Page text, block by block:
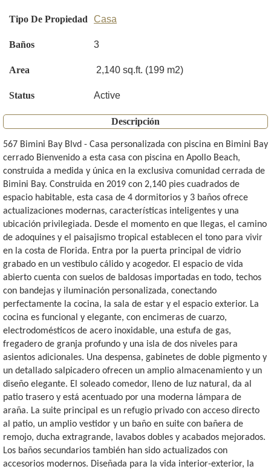
Tipo De Propiedad Casa
Baños 3
Area 2,140 sq.ft. (199 m2)
Status Active
Descripción
567 Bimini Bay Blvd - Casa personalizada con piscina en Bimini Bay
cerrado Bienvenido a esta casa con piscina en Apollo Beach,
construida a medida y única en la exclusiva comunidad cerrada de
Bimini Bay. Construida en 2019 con 2,140 pies cuadrados de
espacio habitable, esta casa de 4 dormitorios y 3 baños ofrece
actualizaciones modernas, características inteligentes y una
ubicación privilegiada. Desde el momento en que llegas, el camino
de adoquines y el paisajismo tropical establecen el tono para vivir
en la costa de Florida. Entra por la puerta principal de vidrio
grabado en un vestíbulo cálido y acogedor. El espacio de vida
abierto cuenta con suelos de baldosas importadas en todo, techos
con bandejas y iluminación personalizada, conectando
perfectamente la cocina, la sala de estar y el espacio exterior. La
cocina es funcional y elegante, con encimeras de cuarzo,
electrodomésticos de acero inoxidable, una estufa de gas,
fregadero de granja profundo y una isla de dos niveles para
asientos adicionales. Una despensa, gabinetes de doble pigmento y
un detallado salpicadero ofrecen un amplio almacenamiento y un
diseño elegante. El soleado comedor, lleno de luz natural, da al
patio trasero y está acentuado por una moderna lámpara de
araña. La suite principal es un refugio privado con acceso directo
al patio, un amplio vestidor y un baño en suite con bañera de
remojo, ducha extragrande, lavabos dobles y acabados mejorados.
Los baños secundarios también han sido actualizados con
accesorios modernos. Diseñada para la vida interior-exterior, la